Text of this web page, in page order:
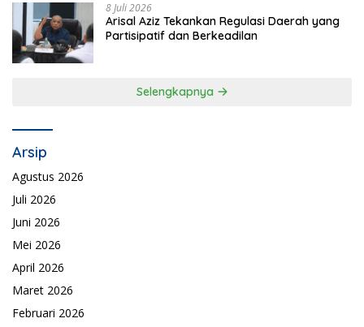
8 Juli 2026
Arisal Aziz Tekankan Regulasi Daerah yang
Partisipatif dan Berkeadilan
Selengkapnya
Arsip
Agustus 2026
Juli 2026
Juni 2026
Mei 2026
April 2026
Maret 2026
Februari 2026